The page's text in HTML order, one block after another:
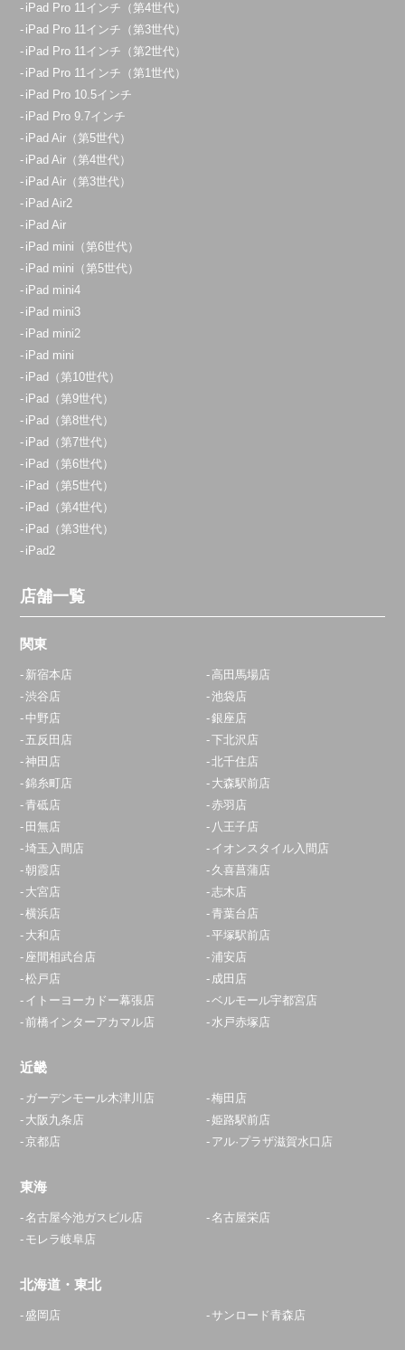
iPad Pro 11インチ（第4世代）
iPad Pro 11インチ（第3世代）
iPad Pro 11インチ（第2世代）
iPad Pro 11インチ（第1世代）
iPad Pro 10.5インチ
iPad Pro 9.7インチ
iPad Air（第5世代）
iPad Air（第4世代）
iPad Air（第3世代）
iPad Air2
iPad Air
iPad mini（第6世代）
iPad mini（第5世代）
iPad mini4
iPad mini3
iPad mini2
iPad mini
iPad（第10世代）
iPad（第9世代）
iPad（第8世代）
iPad（第7世代）
iPad（第6世代）
iPad（第5世代）
iPad（第4世代）
iPad（第3世代）
iPad2
店舗一覧
関東
新宿本店
高田馬場店
渋谷店
池袋店
中野店
銀座店
五反田店
下北沢店
神田店
北千住店
錦糸町店
大森駅前店
青砥店
赤羽店
田無店
八王子店
埼玉入間店
イオンスタイル入間店
朝霞店
久喜菖蒲店
大宮店
志木店
横浜店
青葉台店
大和店
平塚駅前店
座間相武台店
浦安店
松戸店
成田店
イトーヨーカドー幕張店
ベルモール宇都宮店
前橋インターアカマル店
水戸赤塚店
近畿
ガーデンモール木津川店
梅田店
大阪九条店
姫路駅前店
京都店
アル·プラザ滋賀水口店
東海
名古屋今池ガスビル店
名古屋栄店
モレラ岐阜店
北海道・東北
盛岡店 サンロード青森店